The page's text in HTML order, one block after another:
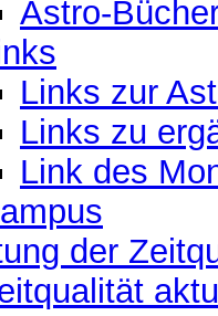
Astro-
Links zur
Links zu
Link des
der